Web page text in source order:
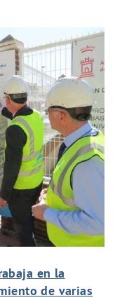
en la
de varias